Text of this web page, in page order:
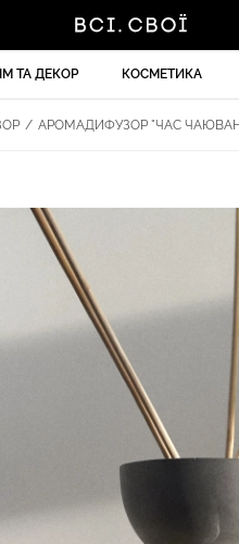
ТА ДЕКОР КОСМЕТИКА
/ АРОМАДИФУЗОР "ЧАС